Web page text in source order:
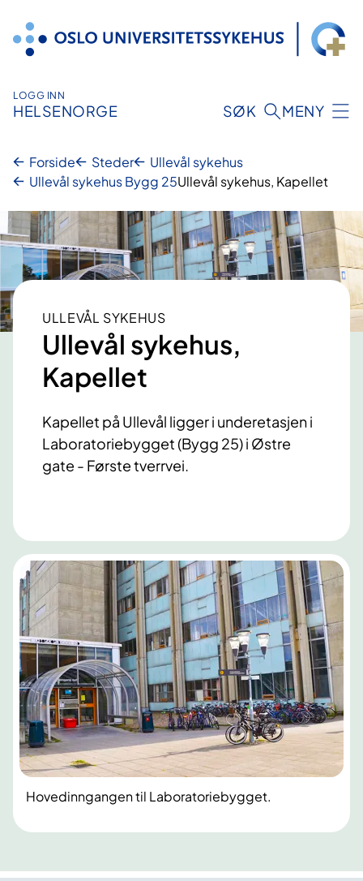
innhold
LOGG INN
HELSENORGE SØK MENY
Forside Steder
Ullevål sykehus
Ullevål sykehus Bygg 25Ullevål sykehus, Kapellet
ULLEVÅL SYKEHUS
Ullevål sykehus,
Kapellet
Kapellet på Ullevål ligger i underetasjen i
Laboratoriebygget (Bygg 25) i Østre
gate - Første tverrvei.
Hovedinngangen til Laboratoriebygget.